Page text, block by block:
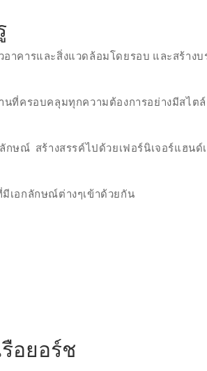
าคารและสิ่งแวดล้อมโดยรอบ และสร้า
ที่ครอบคลุมทุกความต้องการอย่างมีสไ
กษณ์ สร้างสรรค์ไปด้วยเฟอร์นิเจอร์แฮ
เอกลักษณ์ต่างๆเข้าด้วยกัน
อยอร์ช